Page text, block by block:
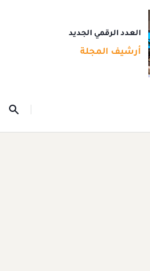
العدد الرقمي الجديد
أرشيف المجلة